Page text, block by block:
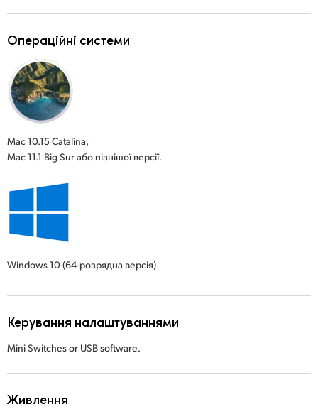
Операційні системи
Mac 10.15 Catalina,
Mac 11.1 Big Sur або пізнішої версії.
Windows 10 (64-розрядна версія)
Керування налаштуваннями
Mini Switches or USB software.
Живлення